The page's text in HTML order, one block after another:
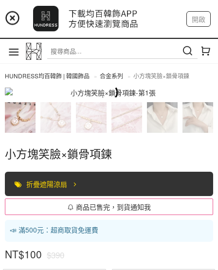
📢 市集預告：9/4-9/6 淡水捷運站
📢 市集預告：9/12-9/13 八里海巡基地
📢 市集預告：8/22-8/23 桃園青埔置地廣場
開啟
註冊 我的帳戶
HUNDRESS均百韓飾 | 韓國飾品 合金系列 小方塊笑臉×鎖骨項鍊
小方塊笑臉×鎖骨項鍊
折疊遮陽涼扇
商品已售完，到貨通知我
📣 滿500元：超商取貨免運費
NT$100 $390